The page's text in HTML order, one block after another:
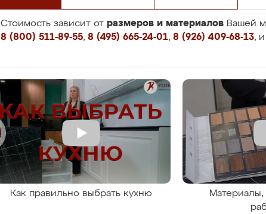
Стоимость зависит от размеров и материалов Вашей
8 (800) 511-89-55, 8 (495) 665-24-01, 8 (926) 409-68-13,
Как правильно выбрать кухню